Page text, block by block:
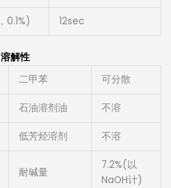
0.1%) 12sec
溶解性
二甲苯 可分散
石油溶剂油 不溶
低芳烃溶剂 不溶
耐碱量
7.2%(以
NaOH计)